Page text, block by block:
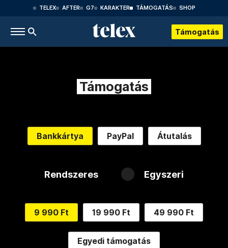
TELEX AFTER G7 KARAKTER TÁMOGATÁS SHOP
Támogatás
Támogatás
Bankkártya PayPal Átutalás
Rendszeres Egyszeri
9 990 Ft 19 990 Ft 49 990 Ft
Egyedi támogatás